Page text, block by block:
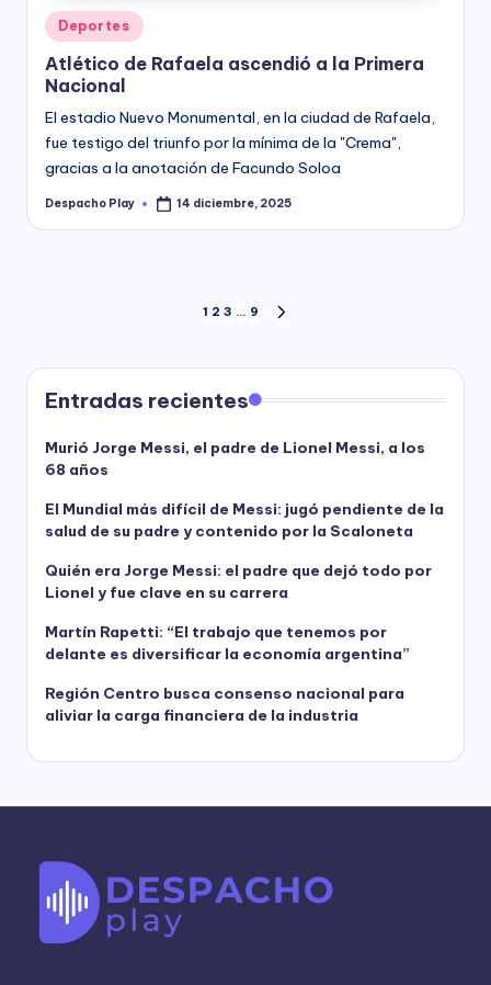
Posted
in
Deportes
Atlético de Rafaela ascendió a la Primera
Nacional
El estadio Nuevo Monumental, en la ciudad de Rafaela,
fue testigo del triunfo por la mínima de la "Crema",
gracias a la anotación de Facundo Soloa
Posted
Despacho Play 14 diciembre, 2025
Paginación
de
entradas
1 2 3 … 9
Entradas recientes
Murió Jorge Messi, el padre de Lionel Messi, a los
68 años
El Mundial más difícil de Messi: jugó pendiente de la
salud de su padre y contenido por la Scaloneta
Quién era Jorge Messi: el padre que dejó todo por
Lionel y fue clave en su carrera
Martín Rapetti: “El trabajo que tenemos por
delante es diversificar la economía argentina”
Región Centro busca consenso nacional para
aliviar la carga financiera de la industria